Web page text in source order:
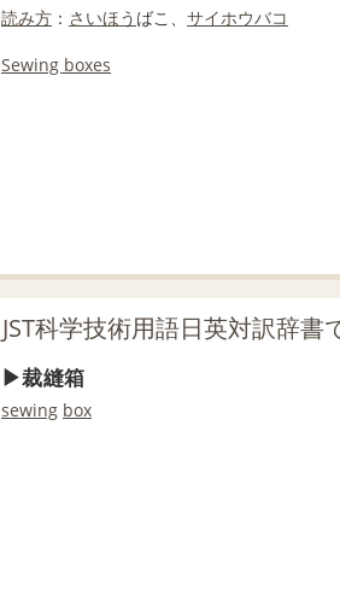
読み方 ： さいほう ばこ、 サイホウバコ
Sewing boxes
JST科学技術用語日英対訳辞書
裁縫箱
sewing box